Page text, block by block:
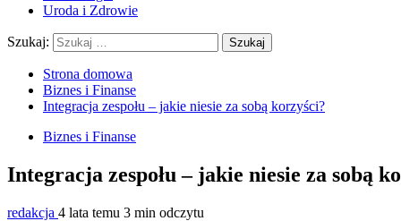
Uroda i Zdrowie
Szukaj:
Strona domowa
Biznes i Finanse
Integracja zespołu – jakie niesie za sobą korzyści?
Biznes i Finanse
Integracja zespołu – jakie niesie za sobą
redakcja 4 lata temu 3 min odczytu